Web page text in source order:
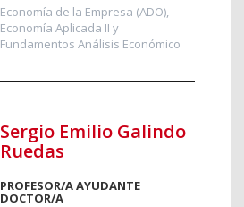
Economía de la Empresa (ADO),
Economía Aplicada II y
Fundamentos Análisis Económico
Sergio Emilio Galindo
Ruedas
PROFESOR/A AYUDANTE
DOCTOR/A